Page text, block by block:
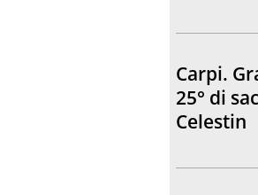
Carpi.
25° di
Celestin